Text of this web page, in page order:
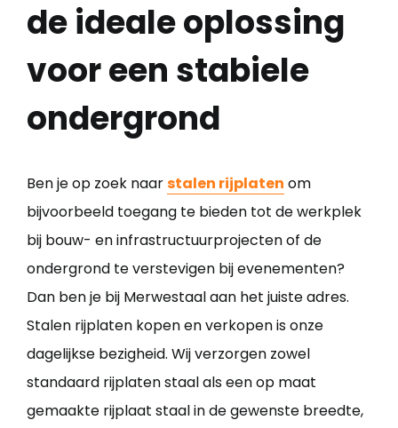
de ideale oplossing
voor een stabiele
ondergrond
Ben je op zoek naarstalen rijplaten om
bijvoorbeeld toegang te bieden tot de werkplek
bij bouw- en infrastructuurprojecten of de
ondergrond te verstevigen bij evenementen?
Dan ben je bij Merwestaal aan het juiste adres.
Stalen rijplaten kopen en verkopen is onze
dagelijkse bezigheid. Wij verzorgen zowel
standaard rijplaten staal als een op maat
gemaakte rijplaat staal in de gewenste breedte,